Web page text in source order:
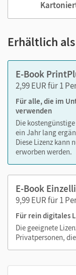
Medien in diesem
Erklärfilme
Audios
Erhältlich
E-Book
2,99 EUR für 1
Für alle, die im
verwenden
Die
ein Jahr lang
Diese Lizenz kann
erworben werden.
E-Book
9,99 EUR für 1
Für rein digitales
Die geeignete
Privatpersonen,